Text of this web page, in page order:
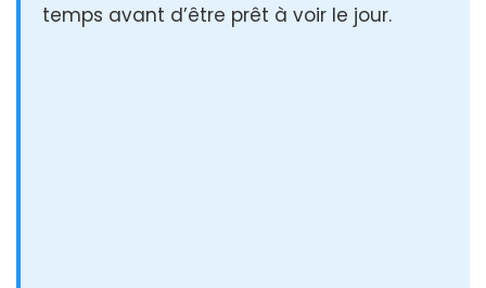
temps avant d’être prêt à voir le jour.